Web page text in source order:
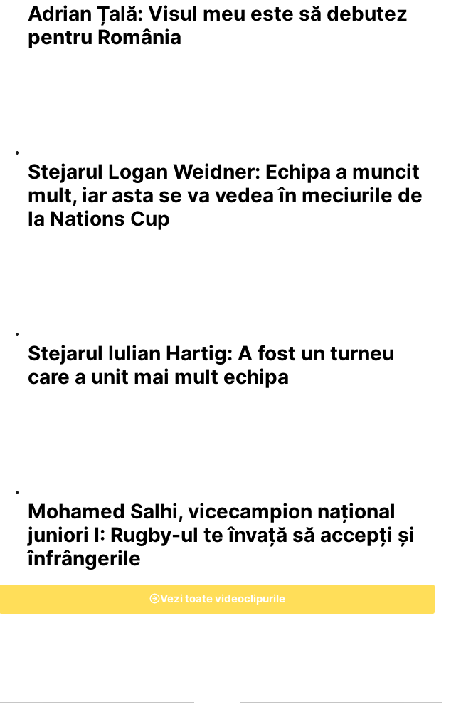
Adrian Țală: Visul meu este să debutez
pentru România
Stejarul Logan Weidner: Echipa a muncit
mult, iar asta se va vedea în meciurile de
la Nations Cup
Stejarul Iulian Hartig: A fost un turneu
care a unit mai mult echipa
Mohamed Salhi, vicecampion național
juniori I: Rugby-ul te învață să accepți și
înfrângerile
Vezi toate videoclipurile